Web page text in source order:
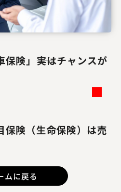
険」――実はチャンスが
保険（生命保険）は売
ムに戻る